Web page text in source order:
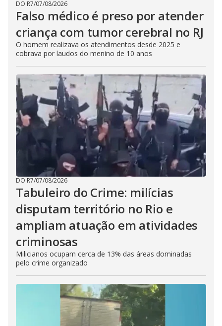
DO R7/07/08/2026
Falso médico é preso por atender
criança com tumor cerebral no RJ
O homem realizava os atendimentos desde 2025 e
cobrava por laudos do menino de 10 anos
DO R7/07/08/2026
Tabuleiro do Crime: milícias
disputam território no Rio e
ampliam atuação em atividades
criminosas
Milicianos ocupam cerca de 13% das áreas dominadas
pelo crime organizado